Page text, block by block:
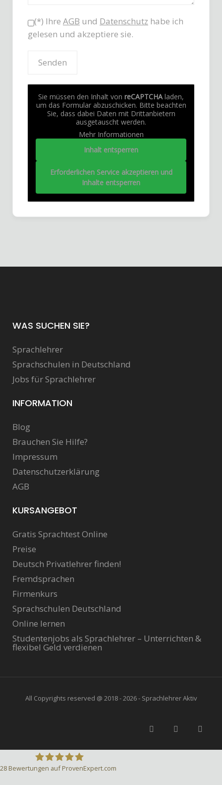
(*) Ihre AGB und Datenschutz habe ich
gelesen und akzeptiere sie.
Sie müssen den Inhalt von reCAPTCHAladen,
um das Formular abzuschicken. Bitte beachten
Sie, dass dabei Daten mit Drittanbietern
ausgetauscht werden.
Mehr Informationen
Inhalt entsperren
Erforderlichen Service akzeptieren und
Inhalte entsperren
WAS SUCHEN SIE?
Sprachlehrer
Sprachschulen in Deutschland
Jobs für Sprachlehrer
INFORMATION
Blog
Brauchen Sie Hilfe?
Impressum
Datenschutzerklärung
AGB
KURSANGEBOT
Gratis Sprachtest Online
Preise
Deutsch Privatlehrer finden!
Fremdsprachen
Firmenkurs
Sprachschulen Deutschland
Online lernen
Studentenjobs als Sprachlehrer – Unterrichten &
flexibel Geld verdienen
All Copyrights reserved @ 2018 - 2026 - Sprachlehrer Aktiv
28 Bewertungen auf ProvenExpert.com